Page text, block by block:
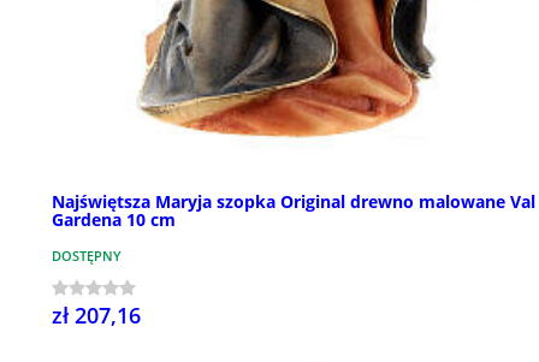
Najświętsza Maryja szopka Original drewno malowane Val
Gardena 10 cm
DOSTĘPNY
zł 207,16